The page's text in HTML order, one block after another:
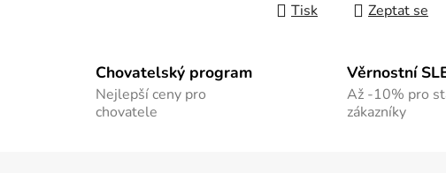
Tisk Zeptat se
Chovatelský program
Nejlepší ceny pro
chovatele
Věrnostní
Až -10% pro
zákazníky